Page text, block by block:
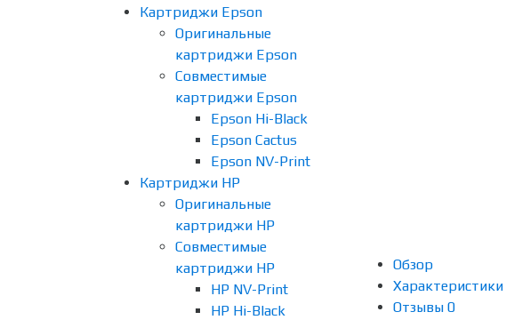
Картриджи Epson
Оригинальные
картриджи Epson
Совместимые
картриджи Epson
Epson Hi-Black
Epson Cactus
Epson NV-Print
Картриджи HP
Оригинальные
картриджи HP
Совместимые
картриджи HP
HP NV-Print
HP Hi-Black
Обзор
Характеристики
Отзывы 0